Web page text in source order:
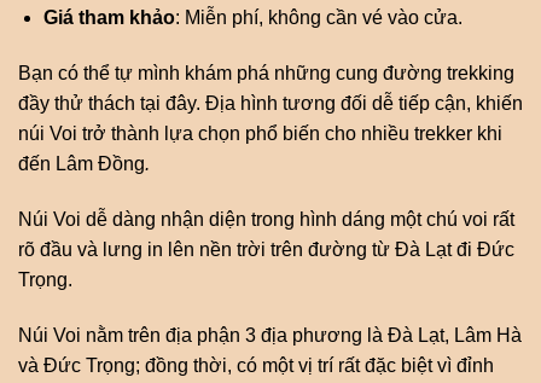
Giá tham khảo: Miễn phí, không cần vé vào cửa.
Bạn có thể tự mình khám phá những cung đường trekking
đầy thử thách tại đây. Địa hình tương đối dễ tiếp cận, khiến
núi Voi trở thành lựa chọn phổ biến cho nhiều trekker khi
đến Lâm Đồng.
Núi Voi dễ dàng nhận diện trong hình dáng một chú voi rất
rõ đầu và lưng in lên nền trời trên đường từ Đà Lạt đi Đức
Trọng.
Núi Voi nằm trên địa phận 3 địa phương là Đà Lạt, Lâm Hà
và Đức Trọng; đồng thời, có một vị trí rất đặc biệt vì đỉnh